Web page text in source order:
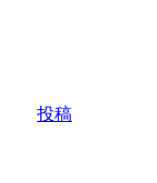
投稿